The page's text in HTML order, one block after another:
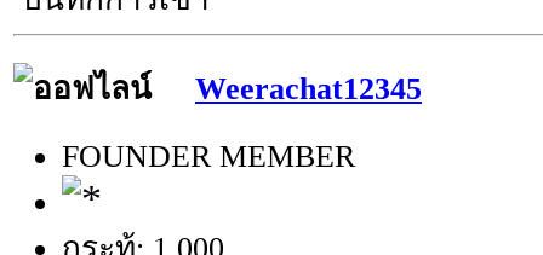
Weerachat12345
FOUNDER MEMBER